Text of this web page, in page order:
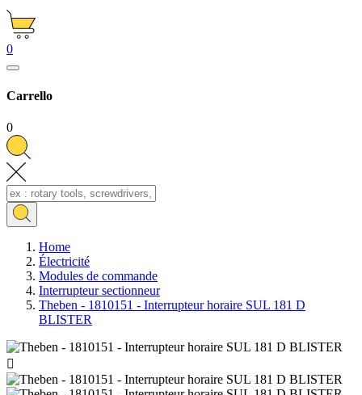
0
Carrello
0
Home
Électricité
Modules de commande
Interrupteur sectionneur
Theben - 1810151 - Interrupteur horaire SUL 181 D
BLISTER
